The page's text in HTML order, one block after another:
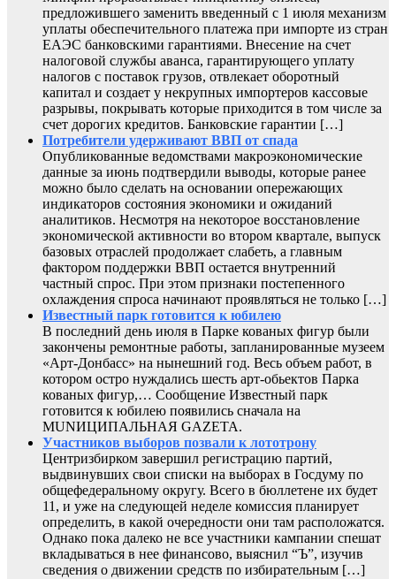
предложившего заменить введенный с 1 июля механизм
уплаты обеспечительного платежа при импорте из стран
ЕАЭС банковскими гарантиями. Внесение на счет
налоговой службы аванса, гарантирующего уплату
налогов с поставок грузов, отвлекает оборотный
капитал и создает у некрупных импортеров кассовые
разрывы, покрывать которые приходится в том числе за
счет дорогих кредитов. Банковские гарантии […]
Потребители удерживают ВВП от спада
Опубликованные ведомствами макроэкономические
данные за июнь подтвердили выводы, которые ранее
можно было сделать на основании опережающих
индикаторов состояния экономики и ожиданий
аналитиков. Несмотря на некоторое восстановление
экономической активности во втором квартале, выпуск
базовых отраслей продолжает слабеть, а главным
фактором поддержки ВВП остается внутренний
частный спрос. При этом признаки постепенного
охлаждения спроса начинают проявляться не только […]
Известный парк готовится к юбилею
В последний день июля в Парке кованых фигур были
закончены ремонтные работы, запланированные музеем
«Арт-Донбасс» на нынешний год. Весь объем работ, в
котором остро нуждались шесть арт-обьектов Парка
кованых фигур,… Сообщение Известный парк
готовится к юбилею появились сначала на
MUNИЦИПАЛЬНАЯ GAZЕТА.
Участников выборов позвали к лототрону
Центризбирком завершил регистрацию партий,
выдвинувших свои списки на выборах в Госдуму по
общефедеральному округу. Всего в бюллетене их будет
11, и уже на следующей неделе комиссия планирует
определить, в какой очередности они там расположатся.
Однако пока далеко не все участники кампании спешат
вкладываться в нее финансово, выяснил “Ъ”, изучив
сведения о движении средств по избирательным […]